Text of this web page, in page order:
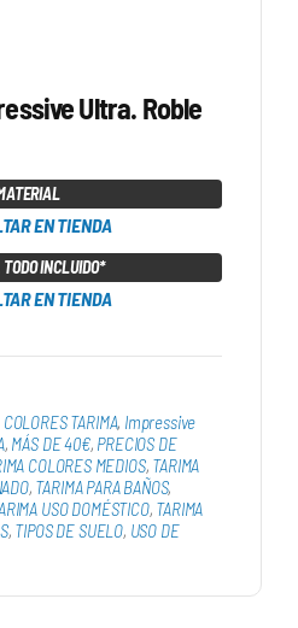
Ultra. Roble
EN TIENDA
INCLUIDO*
EN TIENDA
COLORES TARIMA, Impressive
, MÁS DE 40€, PRECIOS DE
COLORES MEDIOS, TARIMA
, TARIMA PARA BAÑOS,
USO DOMÉSTICO, TARIMA
, TIPOS DE SUELO, USO DE